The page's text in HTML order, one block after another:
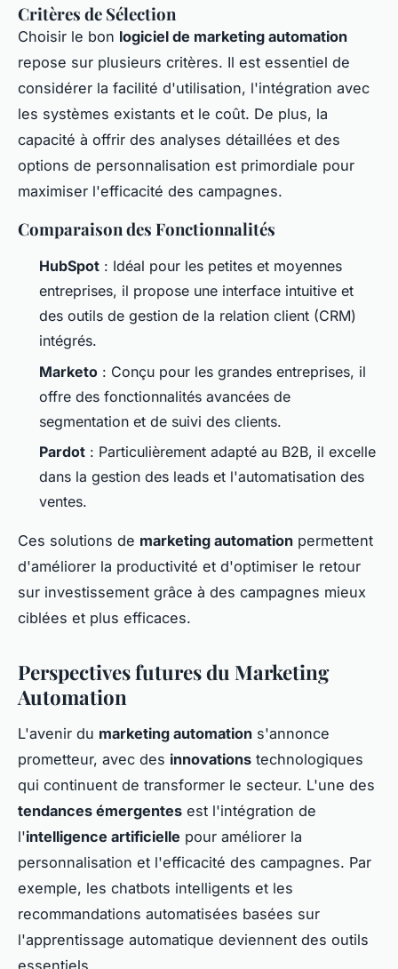
Critères de Sélection
Choisir le bon logiciel de marketing automation
repose sur plusieurs critères. Il est essentiel de
considérer la facilité d'utilisation, l'intégration avec
les systèmes existants et le coût. De plus, la
capacité à offrir des analyses détaillées et des
options de personnalisation est primordiale pour
maximiser l'efficacité des campagnes.
Comparaison des Fonctionnalités
HubSpot : Idéal pour les petites et moyennes
entreprises, il propose une interface intuitive et
des outils de gestion de la relation client (CRM)
intégrés.
Marketo : Conçu pour les grandes entreprises, il
offre des fonctionnalités avancées de
segmentation et de suivi des clients.
Pardot : Particulièrement adapté au B2B, il excelle
dans la gestion des leads et l'automatisation des
ventes.
Ces solutions de marketing automation permettent
d'améliorer la productivité et d'optimiser le retour
sur investissement grâce à des campagnes mieux
ciblées et plus efficaces.
Perspectives futures du Marketing
Automation
L'avenir du marketing automation s'annonce
prometteur, avec des innovations technologiques
qui continuent de transformer le secteur. L'une des
tendances émergentes est l'intégration de
l'intelligence artificielle pour améliorer la
personnalisation et l'efficacité des campagnes. Par
exemple, les chatbots intelligents et les
recommandations automatisées basées sur
l'apprentissage automatique deviennent des outils
essentiels.